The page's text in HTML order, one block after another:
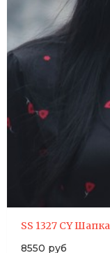
SS 1327 CY Шапка
8550 руб